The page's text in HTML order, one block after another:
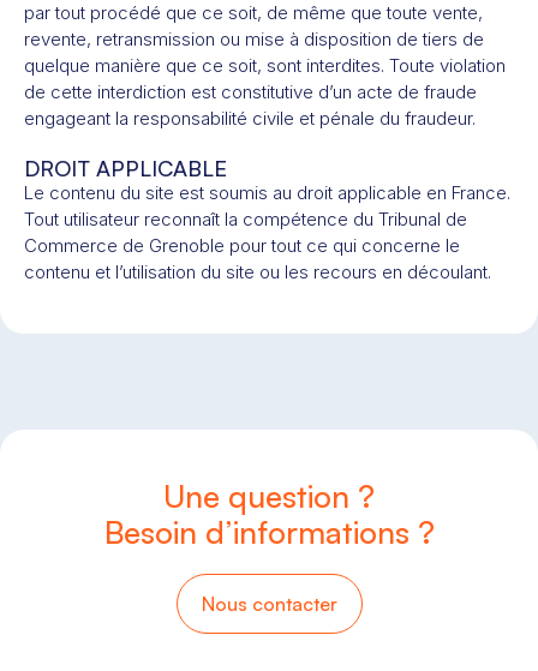
par tout procédé que ce soit, de même que toute vente,
revente, retransmission ou mise à disposition de tiers de
quelque manière que ce soit, sont interdites. Toute violation
de cette interdiction est constitutive d’un acte de fraude
engageant la responsabilité civile et pénale du fraudeur.
DROIT APPLICABLE
Le contenu du site est soumis au droit applicable en France.
Tout utilisateur reconnaît la compétence du Tribunal de
Commerce de Grenoble pour tout ce qui concerne le
contenu et l’utilisation du site ou les recours en découlant.
Une question ?
Besoin d’informations ?
Nous contacter